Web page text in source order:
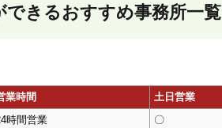
できるおすすめ事務所一覧
業時間 土日営業
時間営業 〇